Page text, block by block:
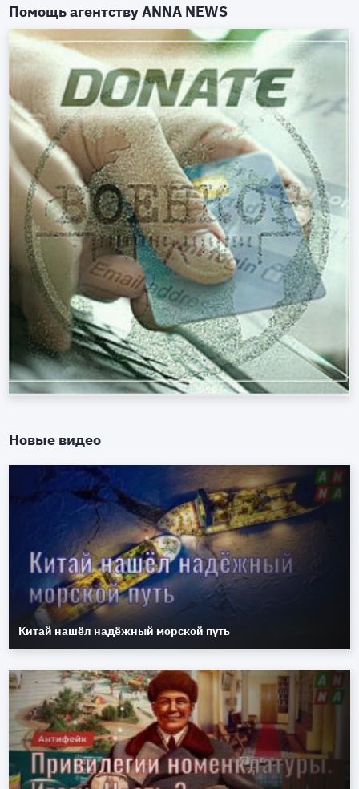
Помощь агентствуANNA NEWS
Новые видео
Китай нашёл надёжный морской путь